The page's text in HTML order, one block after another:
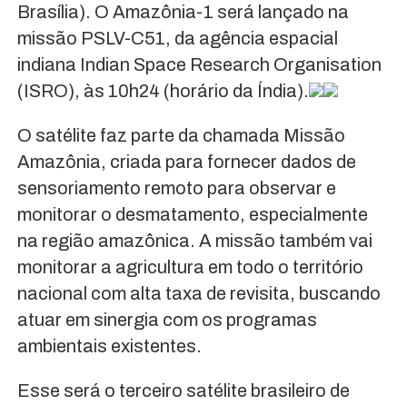
Brasília). O Amazônia-1 será lançado na
missão PSLV-C51, da agência espacial
indiana Indian Space Research Organisation
(ISRO), às 10h24 (horário da Índia).
O satélite faz parte da chamada Missão
Amazônia, criada para fornecer dados de
sensoriamento remoto para observar e
monitorar o desmatamento, especialmente
na região amazônica. A missão também vai
monitorar a agricultura em todo o território
nacional com alta taxa de revisita, buscando
atuar em sinergia com os programas
ambientais existentes.
Esse será o terceiro satélite brasileiro de